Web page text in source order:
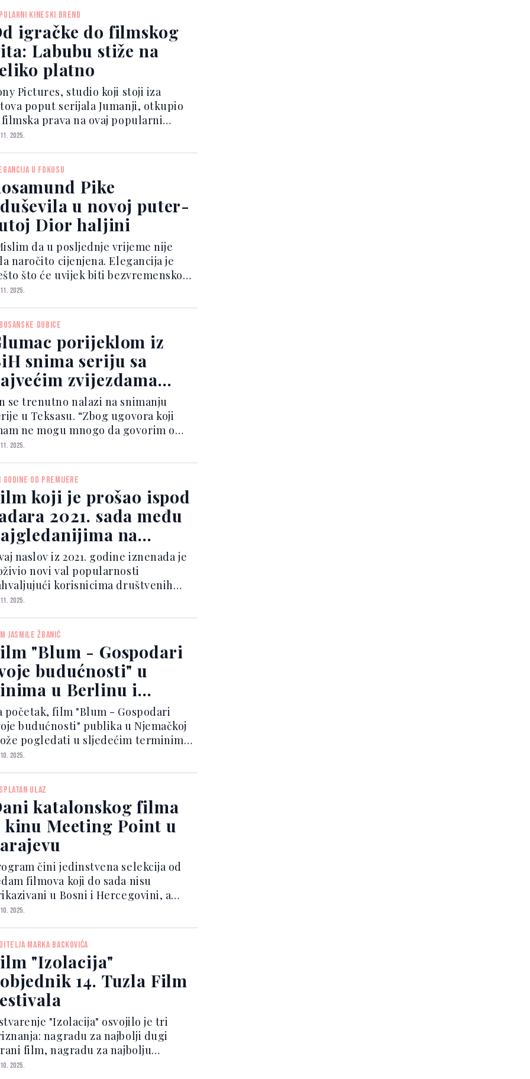
osjećaj. Film je premijerno
na Filmskom festivalu u...
KINESKI BREND
igračke do filmskog
Labubu stiže na
platno
Pictures, studio koji stoji iza
poput serijala Jumanji, otkupio
prava na ovaj popularni
brend s ciljem snimanja filma, a
piše The Hollywood Reporter.
da je ug...
2025.
U FOKUSU
Pike
u novoj puter-
Dior haljini
da u posljednje vrijeme nije
naročito cijenjena. Elegancija je
što će uvijek biti bezvremensko.
traje jer nosi tihu ljepotu.” Te
platio da ih izgovori – možda
2025.
DUBICE
porijeklom iz
snima seriju sa
zvijezdama
se trenutno nalazi na snimanju
u Teksasu. “Zbog ugovora koji
ne mogu mnogo da govorim o
ali mogu reći da sam imao sjajnu
sa Zoe Saldana, sa kojom
u dve scene, kao glav...
2025.
GODINE OD PREMIJERE
koji je prošao ispod
2021. sada među
na
naslov iz 2021. godine iznenada je
novi val popularnosti
korisnicima društvenih
koji ga opisuju kao “podcijenjeni
posljednjih godina”. Film
Jeymes Samuel, koj...
2025.
JASMILE ŽBANIĆ
"Blum - Gospodari
budućnosti" u
u Berlinu i
početak, film "Blum - Gospodari
budućnosti" publika u Njemačkoj
pogledati u sljedećim terminima:
City Kino Wedding 4. novembra,
Neues Maxim 5.-6. novembra i 9.
Pre...
2025.
ULAZ
katalonskog filma
kinu Meeting Point u
čini jedinstvena selekcija od
filmova koji do sada nisu
u Bosni i Hercegovini, a
je oblikovana oko tematske
počinje u četvrtak, 6.
u 19.30 sati, fil...
2025.
MARKA BACKOVIĆA
"Izolacija"
14. Tuzla Film
"Izolacija" osvojilo je tri
nagradu za najbolji dugi
film, nagradu za najbolju
(Marko Jocić) te nagradu
2025.